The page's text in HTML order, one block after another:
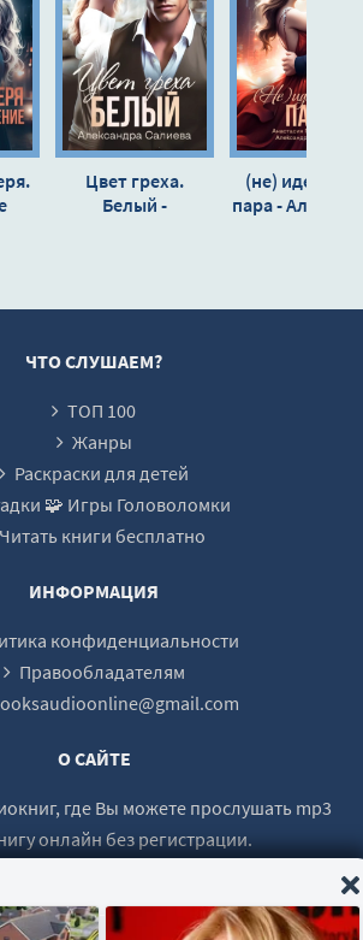
Цвет греха.
Белый -
(не)
пара -
ЧТО СЛУШАЕМ?
ТОП 100
Жанры
Раскраски для детей
🧩 Игры Головоломки
Читать книги бесплатно
ИНФОРМАЦИЯ
конфиденциальности
Правообладателям
О САЙТЕ
где Вы можете прослушать mp3
онлайн без регистрации.